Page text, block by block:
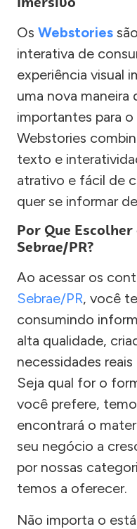
Os Webstories
interativa de
experiência visual
uma nova maneira
importantes para
Webstories
texto e
atrativo e fácil de
quer se informar
Por Que
Sebrae/PR?
Ao acessar os
Sebrae/PR, você
consumindo
alta qualidade,
necessidades
Seja qual for o
você prefere,
encontrará o
seu negócio a
por nossas
temos a oferecer.
Não importa o